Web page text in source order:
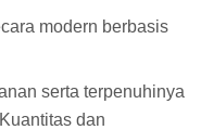
modern berbasis
serta terpenuhinya
dan